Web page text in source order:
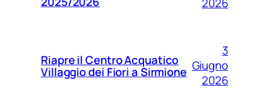
Riapre il Centro Acquatico
Villaggio dei Fiori a Sirmione
3
Giugno
2026